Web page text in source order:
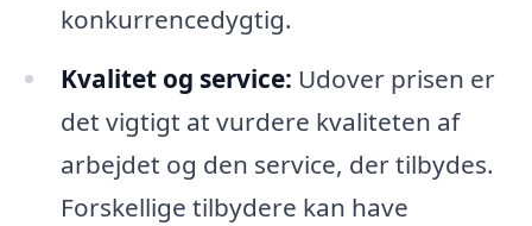
konkurrencedygtig.
Kvalitet og service: Udover prisen er
det vigtigt at vurdere kvaliteten af
arbejdet og den service, der tilbydes.
Forskellige tilbydere kan have